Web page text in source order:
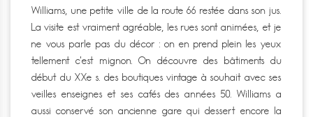
Williams, une petite ville de la route 66 restée dans son jus.
La visite est vraiment agréable, les rues sont animées, et je
ne vous parle pas du décor : on en prend plein les yeux
tellement c’est mignon. On découvre des bâtiments du
début du XXe s. des boutiques vintage à souhait avec ses
veilles enseignes et ses cafés des années 50. Williams a
aussi conservé son ancienne gare qui dessert encore la